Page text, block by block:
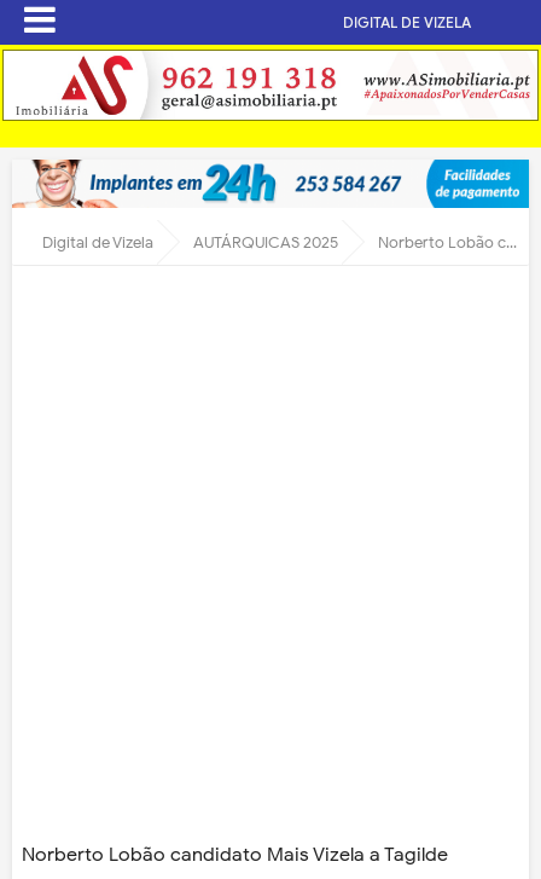
DIGITAL DE VIZELA
Digital de Vizela AUTÁRQUICAS 2025 Norberto Lobão candidato Mais Vizela a Tagilde
Norberto Lobão candidato Mais Vizela a Tagilde